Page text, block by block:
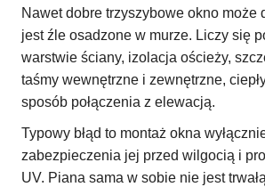
Nawet dobre trzyszybowe okno może
jest źle osadzone w murze. Liczy się
warstwie ściany, izolacja ościeży,
taśmy wewnętrzne i zewnętrzne,
sposób połączenia z elewacją.
Typowy błąd to montaż okna
zabezpieczenia jej przed wilgocią i
UV. Piana sama w sobie nie jest